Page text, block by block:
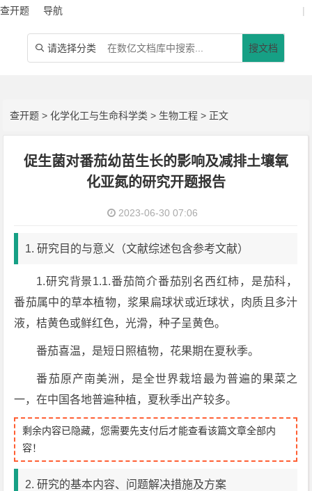
查开题 导航 |
 请选择分类 搜文档
查开题 >化学化工与生命科学类 > 生物工程 > 正文
促生菌对番茄幼苗生长的影响及减排土壤氧
化亚氮的研究开题报告
2023-06-30 07:06
1. 研究目的与意义（文献综述包含参考文献）
1.研究背景1.1.番茄简介番茄别名西红柿，是茄科，
番茄属中的草本植物，浆果扁球状或近球状，肉质且多汁
液，桔黄色或鲜红色，光滑，种子呈黄色。
番茄喜温，是短日照植物，花果期在夏秋季。
番茄原产南美洲，是全世界栽培最为普遍的果菜之
一，在中国各地普遍种植，夏秋季出产较多。
剩余内容已隐藏，您需要先支付后才能查看该篇文章全部内
容！
2. 研究的基本内容、问题解决措施及方案